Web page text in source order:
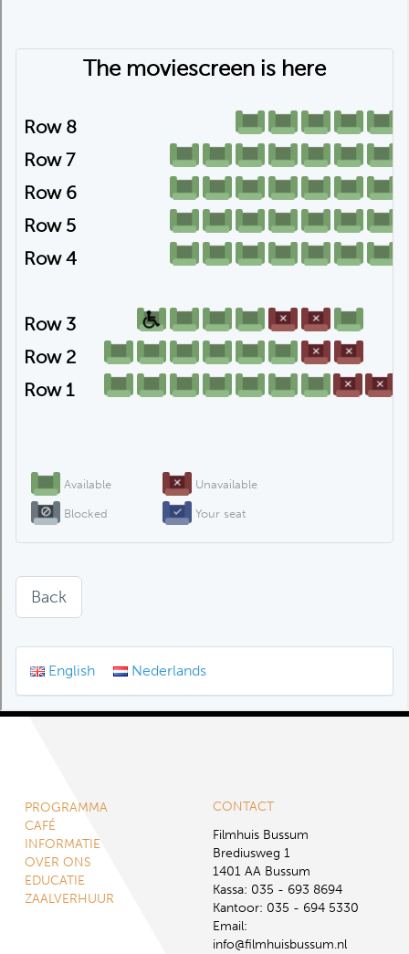
PROGRAMMA
CAFÉ
INFORMATIE
OVER ONS
EDUCATIE
ZAALVERHUUR
CONTACT
Filmhuis Bussum
Brediusweg 1
1401 AA Bussum
Kassa: 035 - 693 8694
Kantoor: 035 - 694 5330
Email:
info@filmhuisbussum.nl